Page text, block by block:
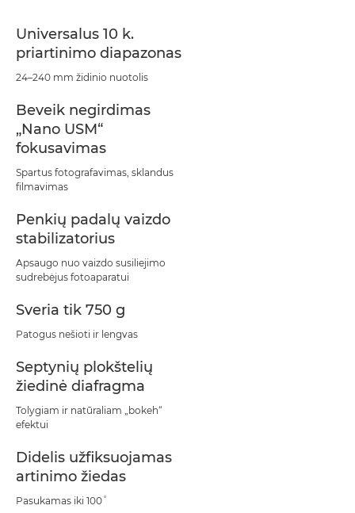
Universalus 10 k.
priartinimo diapazonas
24–240 mm židinio nuotolis
Beveik negirdimas
„Nano USM“
fokusavimas
Spartus fotografavimas, sklandus
filmavimas
Penkių padalų vaizdo
stabilizatorius
Apsaugo nuo vaizdo susiliejimo
sudrebėjus fotoaparatui
Sveria tik 750 g
Patogus nešioti ir lengvas
Septynių plokštelių
žiedinė diafragma
Tolygiam ir natūraliam „bokeh“
efektui
Didelis užfiksuojamas
artinimo žiedas
Pasukamas iki 100˚